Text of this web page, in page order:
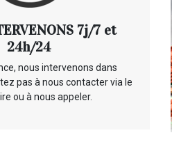
7j/7 et
24h/24
nous intervenons dans
pas à nous contacter via le
ou à nous appeler.